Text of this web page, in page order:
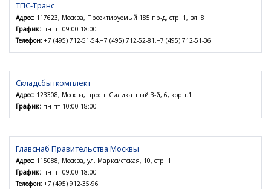
ТПС-Транс
Адрес: 117623, Москва, Проектируемый 185 пр-д, стр. 1, вл. 8
График: пн-пт 09:00-18:00
Телефон: +7 (495) 712-51-54,+7 (495) 712-52-81,+7 (495) 712-51-36
Складсбыткомплект
Адрес: 123308, Москва, просп. Силикатный 3-й, 6, корп.1
График: пн-пт 10:00-18:00
Главснаб Правительства Москвы
Адрес: 115088, Москва, ул. Марксистская, 10, стр. 1
График: пн-пт 09:00-18:00
Телефон: +7 (495) 912-35-96